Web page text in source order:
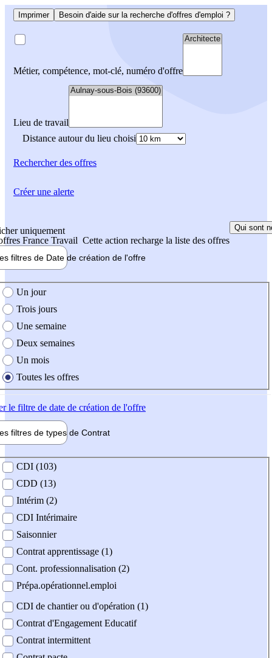
Imprimer Besoin d'aide sur la recherche d'offres d'emploi ?
Métier, compétence, mot-clé, numéro d'offre
Lieu de travail
Distance autour du lieu choisi
Rechercherdes offres
uniquement
France Travail Cette action recharge la liste des offres
Qui sont
filtres de Date de création de l'offre
création de l'offre
Un jour
Trois jours
Une semaine
Deux semaines
Un mois
Toutes les offres
le filtre de date de création de l'offre
filtres de types de Contrat
contrat
CDI (103)
CDD (13)
Intérim (2)
CDI Intérimaire
Saisonnier
Contrat apprentissage (1)
Cont. professionnalisation (2)
Prépa.opérationnel.emploi
CDI de chantier ou d'opération (1)
Contrat d'Engagement Educatif
Contrat intermittent
Créer une alerte